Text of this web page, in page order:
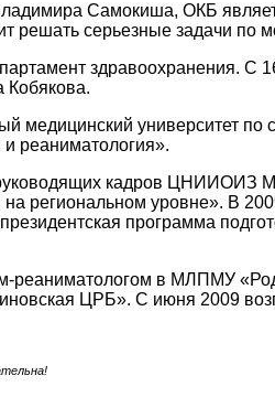
Самокиша, ОКБ
решать серьезные задачи по
здравоохранения. С
Кобякова.
медицинский университет по
и реаниматология».
кадров ЦНИИОИЗ
региональном уровне». В
программа
реаниматологом в МЛПМУ
ЦРБ». С июня 2009